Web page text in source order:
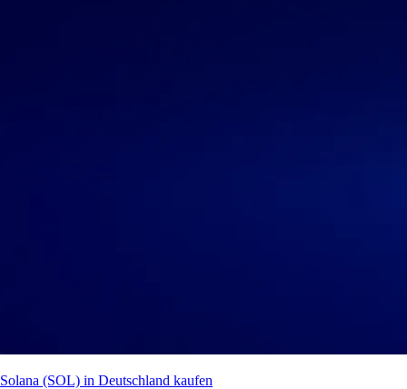
Solana (SOL) in Deutschland kaufen